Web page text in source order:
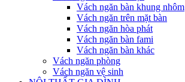
Vách ngăn bàn khung nhôm
Vách ngăn trên mặt bàn
Vách ngăn hòa phát
Vách ngăn bàn fami
Vách ngăn bàn khác
Vách ngăn phòng
Vách ngăn vệ sinh